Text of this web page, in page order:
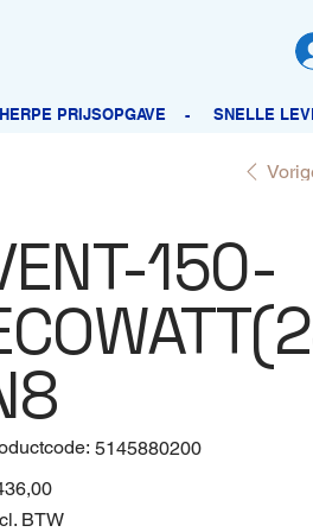
150-
Productcode
5145880200
5145880200
BTW